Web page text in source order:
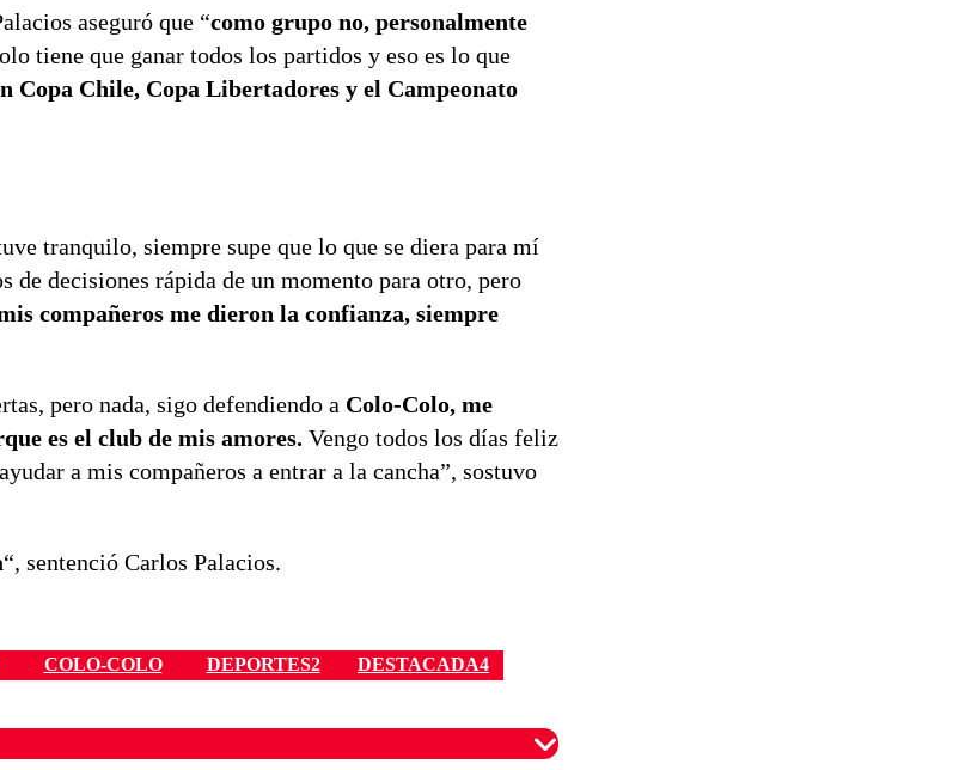
aseguró que “como grupo no, personalmente
tiene que ganar todos los partidos y eso es lo que
Copa Chile, Copa Libertadores y el Campeonato
tranquilo, siempre supe que lo que se diera para mí
de decisiones rápida de un momento para otro, pero
compañeros me dieron la confianza, siempre
pero nada, sigo defendiendo a Colo-Colo, me
es el club de mis amores. Vengo todos los días feliz
a mis compañeros a entrar a la cancha”, sostuvo
“, sentenció Carlos Palacios.
COLO-COLO DEPORTES2
DESTACADA4